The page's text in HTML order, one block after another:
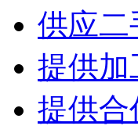
供应二
提供加
提供合